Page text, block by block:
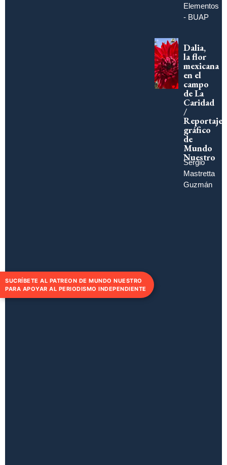
Elementos
- BUAP
Dalia,
la flor
mexicana
en el
campo
de La
Caridad
/
Reportaje
gráfico
de
Mundo
Nuestro
Sergio
Mastretta
Guzmán
SUCRÍBETE AL PATREON DE MUNDO NUESTRO
PARA APOYAR AL PERIODISMO INDEPENDIENTE